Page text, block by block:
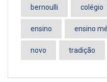
bernoulli colégio
ensino ensino
novo tradição